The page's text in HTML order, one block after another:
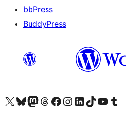
bbPress
BuddyPress
Navštivte náš účet na X (dříve Twitter)
Navštivte náš Bluesky účetNavštivte náš účet Mastodon
Navštivte náš Threads účetNavštivte naši stránku na Facebooku
Navštivte náš Instagram účetNavštivte náš LinkedIn účetNavštivte náš TikTok účetNavštivte náš YouTube kanálNavštivte náš Tumblr účet